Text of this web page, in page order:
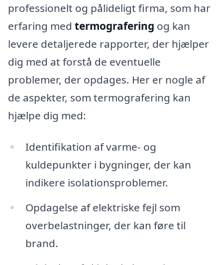
professionelt og pålideligt firma, som har
erfaring med termografering og kan
levere detaljerede rapporter, der hjælper
dig med at forstå de eventuelle
problemer, der opdages. Her er nogle af
de aspekter, som termografering kan
hjælpe dig med:
Identifikation af varme- og
kuldepunkter i bygninger, der kan
indikere isolationsproblemer.
Opdagelse af elektriske fejl som
overbelastninger, der kan føre til
brand.